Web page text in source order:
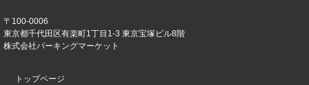
〒100-0006
東京都千代田区有楽町1丁目1-3 東京宝塚ビル8階
株式会社パーキングマーケット
トップページ